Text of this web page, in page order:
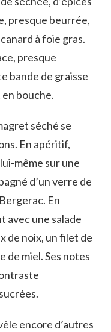
presque beurrée,
à foie gras.
presque
bande de graisse
bouche.
séché se
En apéritif,
même sur une
d’un verre de
En
avec une salade
de noix, un filet de
de miel. Ses notes
encore d’autres